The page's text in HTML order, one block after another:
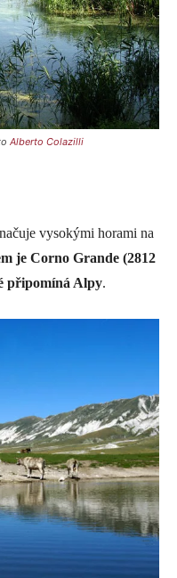
Alberto Colazilli
vysokými horami na
je Corno Grande (2812
připomíná Alpy.